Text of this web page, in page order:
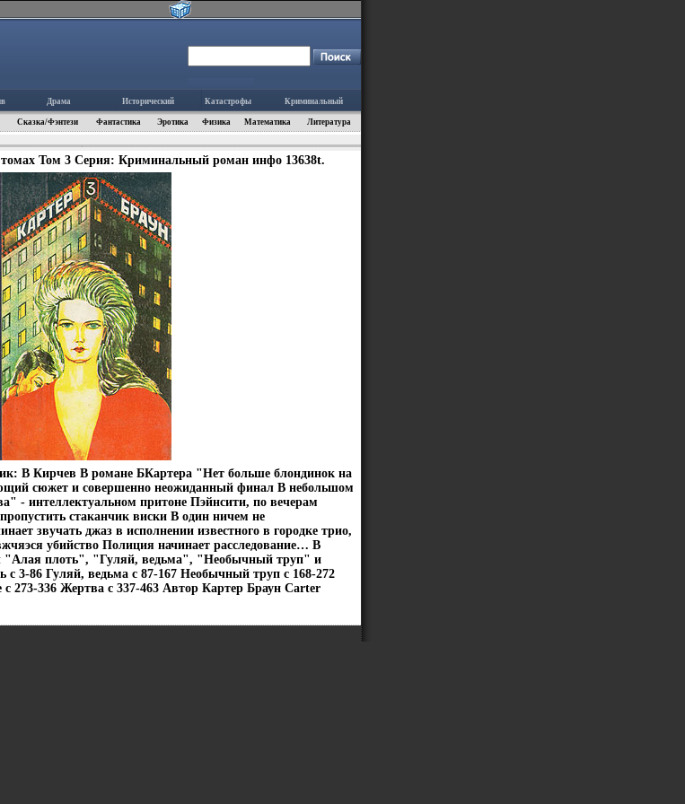
Драма Исторический Катастрофы Криминальный
Сказка/Фэнтези Фантастика Эротика Физика Математика Литература
Том 3 Серия: Криминальный роман инфо 13638t.
В Кирчев В романе БКартера "Нет больше блондинок на
сюжет и совершенно неожиданный финал В небольшом
- интеллектуальном притоне Пэйнсити, по вечерам
стаканчик виски В один ничем не
звучать джаз в исполнении известного в городке трио,
убийство Полиция начинает расследование… В
"Алая плоть", "Гуляй, ведьма", "Необычный труп" и
3-86 Гуляй, ведьма c 87-167 Необычный труп c 168-272
273-336 Жертва c 337-463 Автор Картер Браун Carter